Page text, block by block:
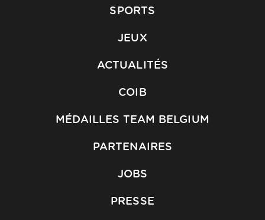
SPORTS
JEUX
ACTUALITÉS
COIB
MÉDAILLES TEAM BELGIUM
PARTENAIRES
JOBS
PRESSE